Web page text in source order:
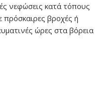
νεφώσεις κατά τόπους
πρόσκαιρες βροχές ή
ώρες στα βόρεια